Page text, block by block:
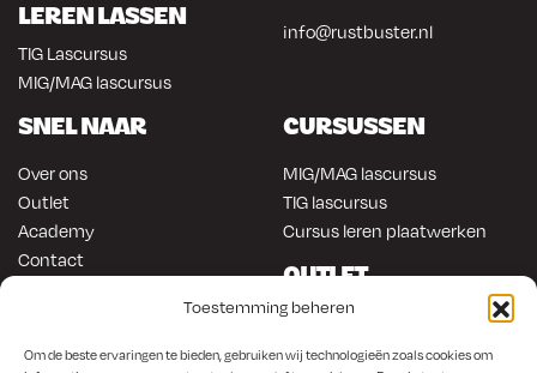
Toestemming beheren
Om de beste ervaringen te bieden, gebruiken wij technologieën zoals cookies om
LEREN LASSEN
TIG Lascursus
MIG/MAG lascursus
info@rustbuster.nl
SNEL NAAR
Over ons
Outlet
Academy
Contact
ONLINE KOPEN
Lasapparatuur
CURSUSSEN
MIG/MAG lascursus
TIG lascursus
Cursus leren plaatwerken
OUTLET
Gereedschap
Om en in de auto werken